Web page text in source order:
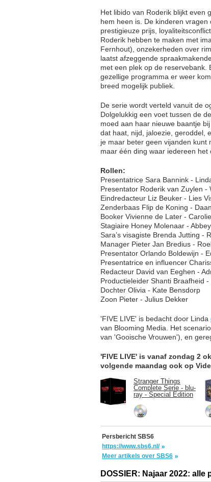
Het libido van Roderik blijkt even
hem heen is. De kinderen
prestigieuze prijs,
Roderik hebben te maken met
Fernhout), onzekerheden over
laatst afzeggende
met een plek op de reservebank.
gezellige programma er weer
breed mogelijk publiek.
De serie wordt verteld vanuit de
Dolgelukkig een voet tussen de
moed aan haar nieuwe baantje
dat haat, nijd, jaloezie, geroddel,
je maar beter geen vijanden kunt
maar één ding waar iedereen het
Rollen:
Presentatrice Sara Bannink -
Presentator Roderik van Zuylen -
Eindredacteur Liz Beuker - Lies
Zenderbaas Flip de Koning -
Booker Vivienne de Later -
Stagiaire Honey Molenaar -
Sara’s visagiste Brenda Jutting -
Manager Pieter Jan Bredius -
Presentator Orlando Boldewijn -
Presentatrice en influencer
Redacteur David van Eeghen -
Productieleider Shanti Braafheid
Dochter Olivia - Kate Bensdorp
Zoon Pieter - Julius Dekker
'FIVE LIVE' is bedacht door Linda
van Blooming Media. Het
van 'Gooische Vrouwen'), en
'FIVE LIVE' is vanaf zondag 2
volgende maandag ook op
Stranger Things
Complete Serie - blu-
ray - Special Edition
Persbericht SBS6
https://www.sbs6.nl/
Meer artikels over SBS6
DOSSIER: Najaar 2022: